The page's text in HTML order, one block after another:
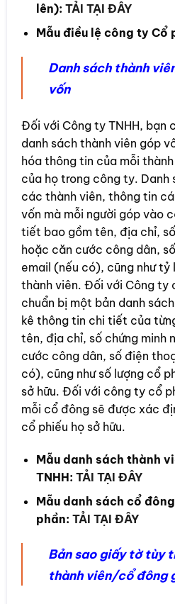
lên): TẢI TẠI ĐÂY
Mẫu điều lệ công ty Cổ
Danh sách thành
vốn
Đối với Công ty TNHH, bạn
danh sách thành viên góp
hóa thông tin của mỗi
của họ trong công ty. Danh
các thành viên, thông tin
vốn mà mỗi người góp vào
tiết bao gồm tên, địa chỉ,
hoặc căn cước công dân,
email (nếu có), cũng như tỷ
thành viên. Đối với Công ty
chuẩn bị một bản danh
kê thông tin chi tiết của
tên, địa chỉ, số chứng minh
cước công dân, số điện
có), cũng như số lượng cổ
sở hữu. Đối với công ty cổ
mỗi cổ đông sẽ được xác
cổ phiếu họ sở hữu.
Mẫu danh sách thành
TNHH: TẢI TẠI ĐÂY
Mẫu danh sách cổ
phần: TẢI TẠI ĐÂY
Bản sao giấy tờ tùy
thành viên/cổ đông